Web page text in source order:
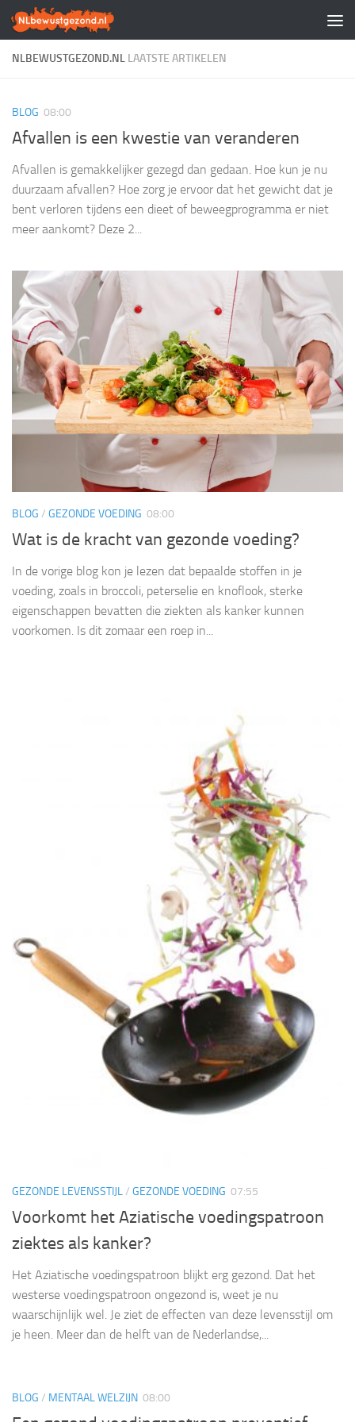
Doorgaan naar inhoud
NLBEWUSTGEZOND.NL LAATSTE ARTIKELEN
BLOG 08:00
Afvallen is een kwestie van veranderen
Afvallen is gemakkelijker gezegd dan gedaan. Hoe kun je nu
duurzaam afvallen? Hoe zorg je ervoor dat het gewicht dat je
bent verloren tijdens een dieet of beweegprogramma er niet
meer aankomt? Deze 2...
BLOG / GEZONDE VOEDING 08:00
Wat is de kracht van gezonde voeding?
In de vorige blog kon je lezen dat bepaalde stoffen in je
voeding, zoals in broccoli, peterselie en knoflook, sterke
eigenschappen bevatten die ziekten als kanker kunnen
voorkomen. Is dit zomaar een roep in...
GEZONDE LEVENSSTIJL/ GEZONDE VOEDING 07:55
Voorkomt het Aziatische voedingspatroon
ziektes als kanker?
Het Aziatische voedingspatroon blijkt erg gezond. Dat het
westerse voedingspatroon ongezond is, weet je nu
waarschijnlijk wel. Je ziet de effecten van deze levensstijl om
je heen. Meer dan de helft van de Nederlandse,...
BLOG / MENTAAL WELZIJN 08:00